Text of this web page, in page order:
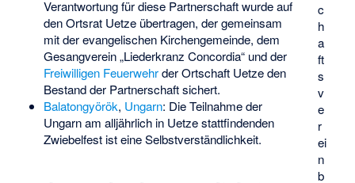
c
h
a
ft
s
v
e
r
ei
n
b
Verantwortung für diese Partnerschaft wurde auf
den Ortsrat Uetze übertragen, der gemeinsam
mit der evangelischen Kirchengemeinde, dem
Gesangverein „Liederkranz Concordia“ und der
Freiwilligen Feuerwehrder Ortschaft Uetze den
Bestand der Partnerschaft sichert.
Balatongyörök, Ungarn: Die Teilnahme der
Ungarn am alljährlich in Uetze stattfindenden
Zwiebelfest ist eine Selbstverständlichkeit.